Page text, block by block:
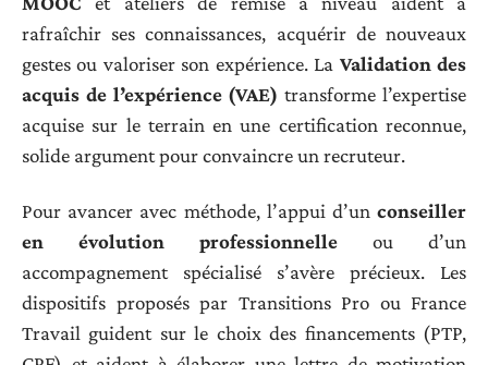
rafraîchir ses connaissances, acquérir de nouveaux
gestes ou valoriser son expérience. La Validation des
acquis de l’expérience (VAE) transforme l’expertise
acquise sur le terrain en une certification reconnue,
solide argument pour convaincre un recruteur.
Pour avancer avec méthode, l’appui d’un conseiller
en évolution professionnelle ou d’un
accompagnement spécialisé s’avère précieux. Les
dispositifs proposés par Transitions Pro ou France
Travail guident sur le choix des financements (PTP,